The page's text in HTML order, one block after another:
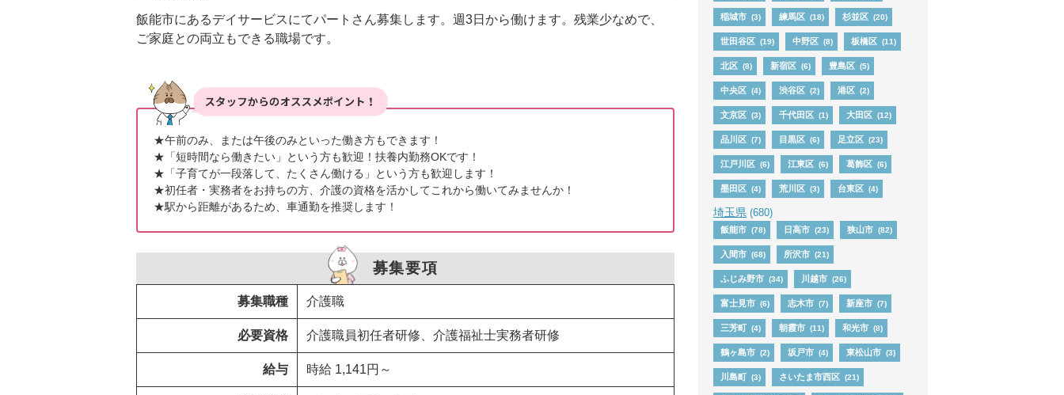
飯能市にあるデイサービスにてパートさん募集します。週3日から働けます。残業少なめで、
ご家庭との両立もできる職場です。
★午前のみ、または午後のみといった働き方もできます！
★「短時間なら働きたい」という方も歓迎！扶養内勤務OKです！
★「子育てが一段落して、たくさん働ける」という方も歓迎します！
★初任者・実務者をお持ちの方、介護の資格を活かしてこれから働いてみませんか！
★駅から距離があるため、車通勤を推奨します！
募集要項
募集職種 介護職
必要資格 介護職員初任者研修、介護福祉士実務者研修
給与 時給 1,141円～
稲城市 (3) 練馬区 (18) 杉並区 (20)
世田谷区 (19) 中野区 (8) 板橋区 (11)
北区 (8) 新宿区 (6) 豊島区 (5)
中央区 (4) 渋谷区 (2) 港区 (2)
文京区 (3) 千代田区 (1) 大田区 (12)
品川区 (7) 目黒区 (6) 足立区 (23)
江戸川区 (6) 江東区 (6) 葛飾区 (6)
墨田区 (4) 荒川区 (3) 台東区 (4)
埼玉県(680)
飯能市 (78) 日高市 (23) 狭山市 (82)
入間市 (68) 所沢市 (21)
ふじみ野市 (34) 川越市 (26)
富士見市 (6) 志木市 (7) 新座市 (7)
三芳町 (4) 朝霞市 (11) 和光市 (8)
鶴ヶ島市 (2) 坂戸市 (4) 東松山市 (3)
川島町 (3) さいたま市西区 (21)